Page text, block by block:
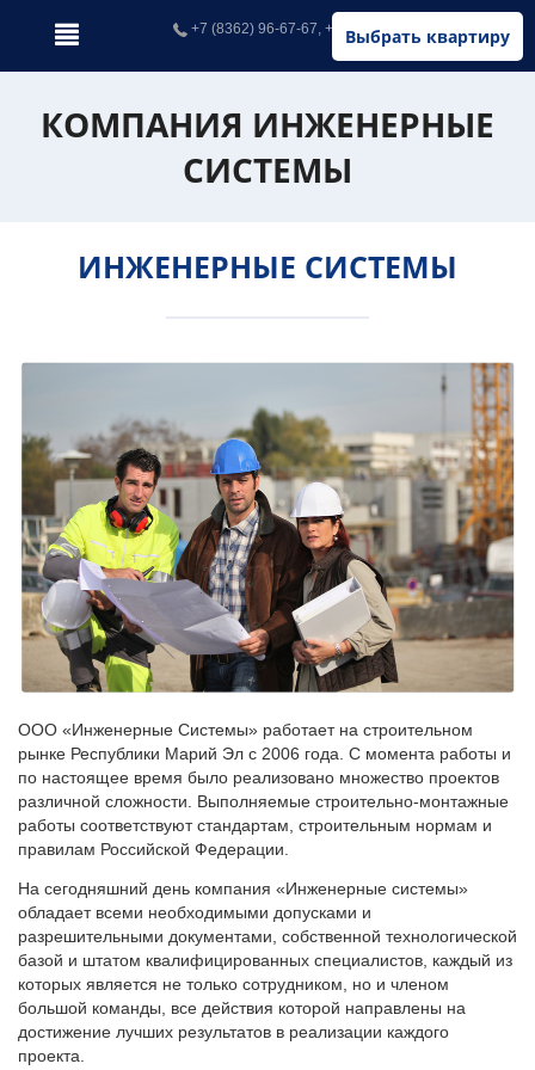
Выбрать квартиру
+7 (8362) 96-67-67, +7 (902) 326-67-67
КОМПАНИЯ ИНЖЕНЕРНЫЕ
СИСТЕМЫ
ИНЖЕНЕРНЫЕ СИСТЕМЫ
ООО «Инженерные Системы» работает на строительном
рынке Республики Марий Эл с 2006 года. С момента работы и
по настоящее время было реализовано множество проектов
различной сложности. Выполняемые строительно-монтажные
работы соответствуют стандартам, строительным нормам и
правилам Российской Федерации.
На сегодняшний день компания «Инженерные системы»
обладает всеми необходимыми допусками и
разрешительными документами, собственной технологической
базой и штатом квалифицированных специалистов, каждый из
которых является не только сотрудником, но и членом
большой команды, все действия которой направлены на
достижение лучших результатов в реализации каждого
проекта.